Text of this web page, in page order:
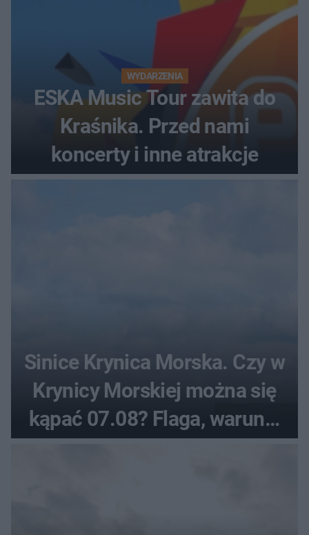
WYDARZENIA
ESKA Music Tour zawita do
Kraśnika. Przed nami
koncerty i inne atrakcje
Sinice Krynica Morska. Czy w
Krynicy Morskiej można się
kąpać 07.08? Flaga, warunki
pogodowe